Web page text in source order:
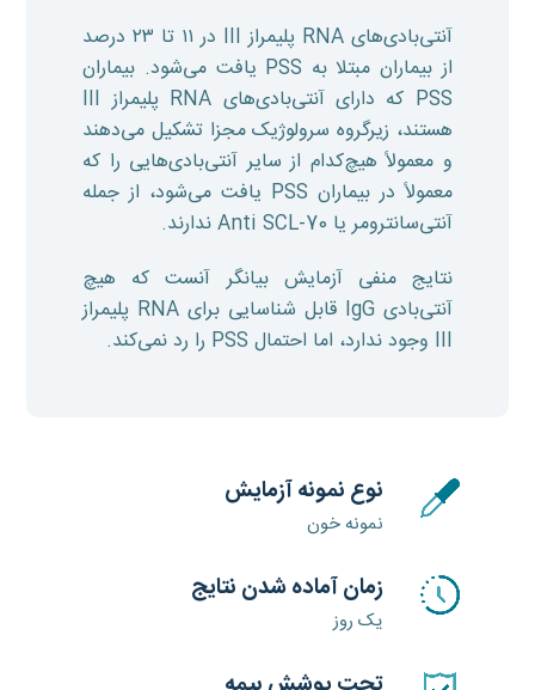
آنتی‌بادی‌های RNA پلیمراز III در ۱۱ تا ۲۳ درصد
از بیماران مبتلا به PSS یافت می‌شود. بیماران
PSS که دارای آنتی‌بادی‌های RNA پلیمراز III
هستند، زیرگروه سرولوژیک مجزا تشکیل می‌دهند
و معمولاً هیچ‌کدام از سایر آنتی‌بادی‌هایی را که
معمولاً در بیماران PSS یافت می‌شود، از جمله
آنتی‌سانترومر یا Anti SCL-70 ندارند.
نتایج منفی آزمایش بیانگر آنست که هیچ
آنتی‌بادی IgG قابل شناسایی برای RNA پلیمراز
III وجود ندارد، اما احتمال PSS را رد نمی‌کند.
نوع نمونه آزمایش
نمونه خون
زمان آماده شدن نتایج
یک روز